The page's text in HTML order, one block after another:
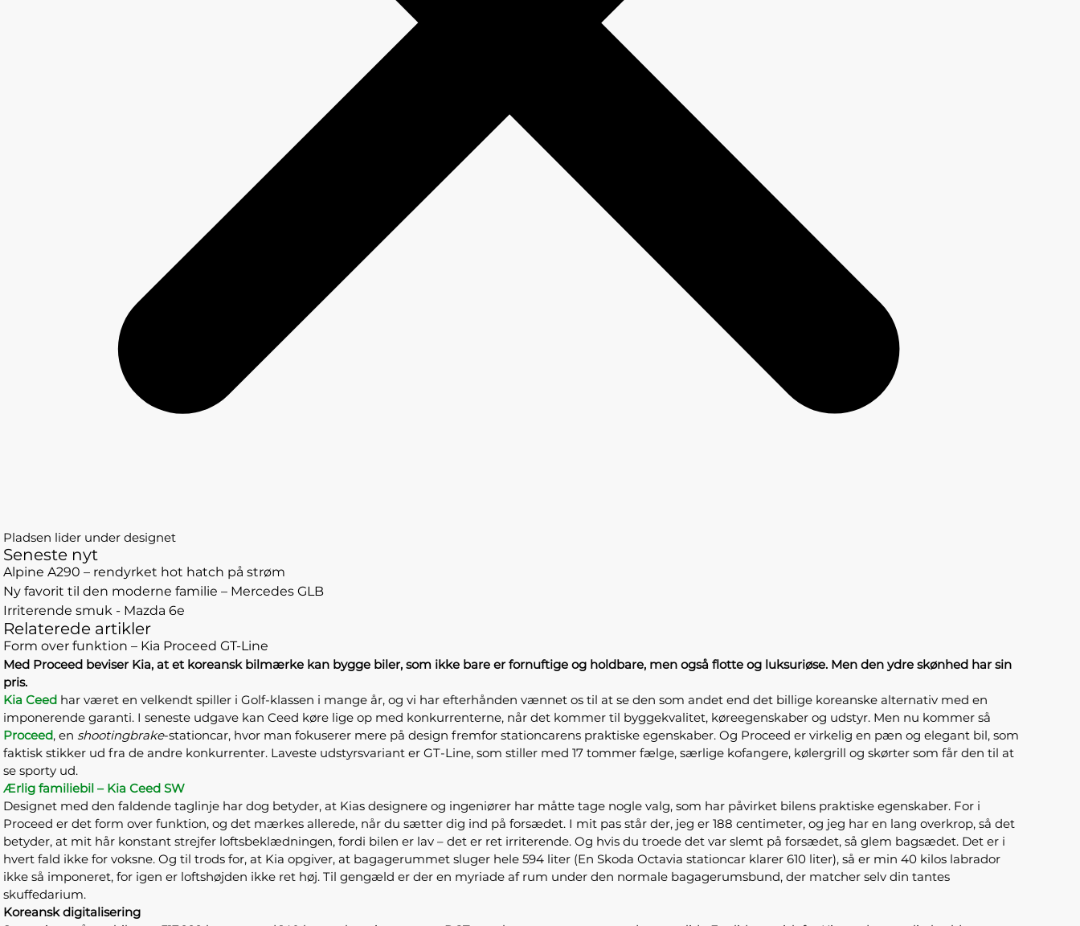
Pladsen lider under designet
Seneste nyt
Alpine A290 – rendyrket hot hatch på strøm
Ny favorit til den moderne familie – Mercedes GLB
Irriterende smuk - Mazda 6e
Relaterede artikler
Form over funktion – Kia Proceed GT-Line
Med Proceed beviser Kia, at et koreansk bilmærke kan bygge biler, som ikke bare er fornuftige og holdbare, men også flotte og luksuriøse. Men den ydre skønhed har sin
pris.
Kia Ceed har været en velkendt spiller i Golf-klassen i mange år, og vi har efterhånden vænnet os til at se den som andet end det billige koreanske alternativ med en
imponerende garanti. I seneste udgave kan Ceed køre lige op med konkurrenterne, når det kommer til byggekvalitet, køreegenskaber og udstyr. Men nu kommer så
Proceed, en shootingbrake-stationcar, hvor man fokuserer mere på design fremfor stationcarens praktiske egenskaber. Og Proceed er virkelig en pæn og elegant bil, som
faktisk stikker ud fra de andre konkurrenter. Laveste udstyrsvariant er GT-Line, som stiller med 17 tommer fælge, særlige kofangere, kølergrill og skørter som får den til at
se sporty ud.
Ærlig familiebil – Kia Ceed SW
Designet med den faldende taglinje har dog betyder, at Kias designere og ingeniører har måtte tage nogle valg, som har påvirket bilens praktiske egenskaber. For i
Proceed er det form over funktion, og det mærkes allerede, når du sætter dig ind på forsædet. I mit pas står der, jeg er 188 centimeter, og jeg har en lang overkrop, så det
betyder, at mit hår konstant strejfer loftsbeklædningen, fordi bilen er lav – det er ret irriterende. Og hvis du troede det var slemt på forsædet, så glem bagsædet. Det er i
hvert fald ikke for voksne. Og til trods for, at Kia opgiver, at bagagerummet sluger hele 594 liter (En Skoda Octavia stationcar klarer 610 liter), så er min 40 kilos labrador
ikke så imponeret, for igen er loftshøjden ikke ret høj. Til gengæld er der en myriade af rum under den normale bagagerumsbund, der matcher selv din tantes
skuffedarium.
Koreansk digitalisering